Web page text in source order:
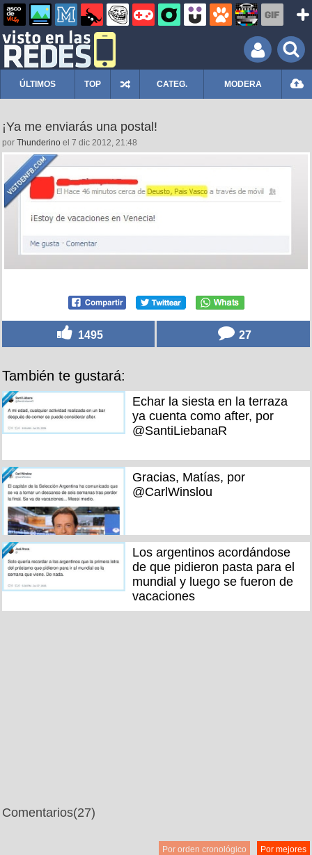
ÚLTIMOS TOP CATEG. MODERA
¡Ya me enviarás una postal!
por Thunderino el 7 dic 2012, 21:48
1495 27
También te gustará:
Echar la siesta en la terraza
ya cuenta como after, por
@SantiLiebanaR
Gracias, Matías, por
@CarlWinslou
Los argentinos acordándose
de que pidieron pasta para el
mundial y luego se fueron de
vacaciones
Comentarios(27)
Por mejores
Por orden cronológico